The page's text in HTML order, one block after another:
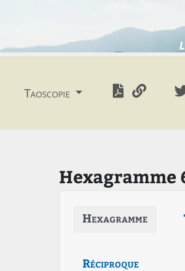
Taoscopie
Hexagramme
Hexagramme
Réciproque